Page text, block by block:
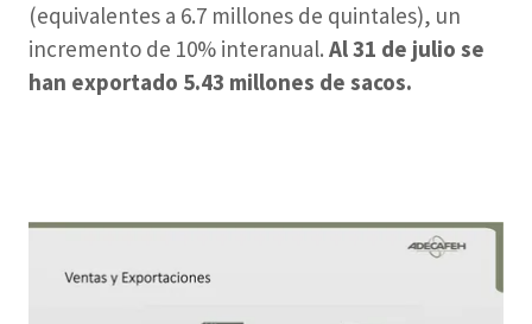
(equivalentes a 6.7 millones de quintales), un
incremento de 10% interanual. Al 31 de julio se
han exportado 5.43 millones de sacos.